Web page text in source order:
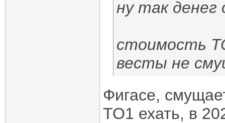
ну так денег
стоимость
весты не
Фигасе,
ТО1 ехать, в